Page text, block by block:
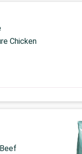
Chicken